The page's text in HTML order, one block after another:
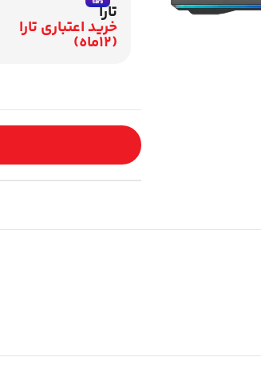
تارا
خرید اعتباری تارا
(12ماه)